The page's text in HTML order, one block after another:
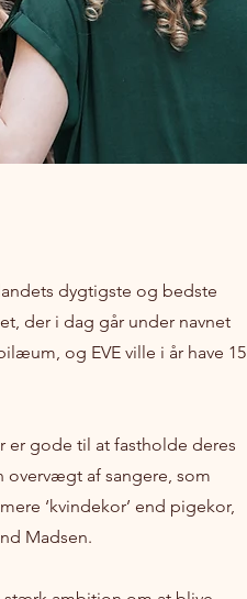
dygtigste og bedste
der i dag går under navnet
og EVE ville i år have 15
gode til at fastholde deres
overvægt af sangere, som
‘kvindekor’ end pigekor,
Madsen.